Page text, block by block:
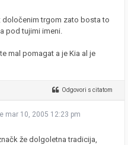
določenim trgom zato bosta to
pod tujimi imeni.
mal pomagat a je Kia al je
Odgovori s citatom
mar 10, 2005 12:23 pm
že dolgoletna tradicija,